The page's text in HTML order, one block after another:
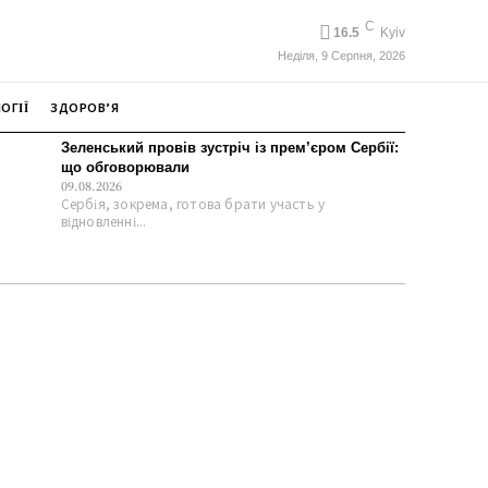
16.5 C Kyiv
Неділя, 9 Серпня, 2026
ЗДОРОВ’Я
Зеленський провів зустріч із прем’єром Сербії:
що обговорювали
09.08.2026
Сербія, зокрема, готова брати участь у
відновленні...